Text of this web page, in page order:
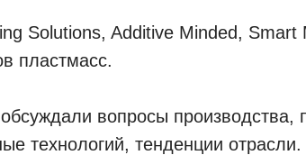
Solutions, Additive Minded,
пластмасс.
вопросы производства,
технологий, тенденции отрасли.